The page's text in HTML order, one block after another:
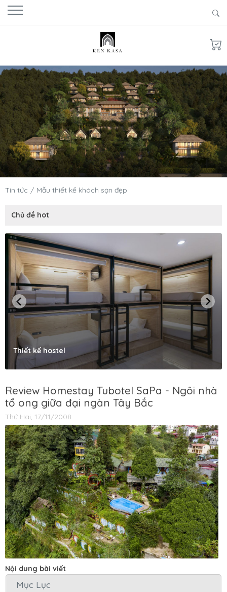
Tin tức Mẫu thiết kế khách sạn đẹp
Chủ đề hot
Thiết kế hostel
Review Homestay Tubotel SaPa - Ngôi nhà
tổ ong giữa đại ngàn Tây Bắc
Thứ Hai, 17/11/2008
Nội dung bài viết
Mục Lục